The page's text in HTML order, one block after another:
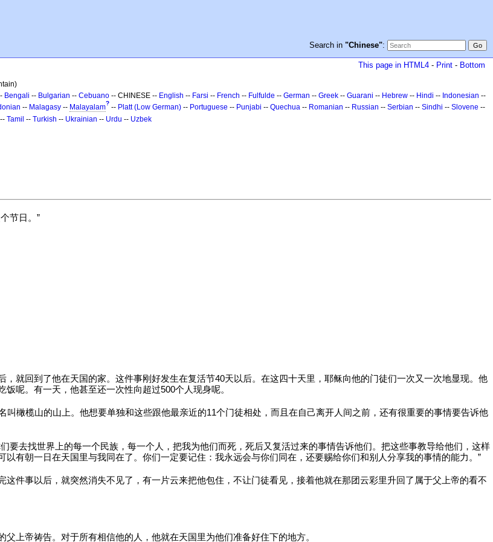
Search in "Chinese":
This page in HTML4 - Print - Bottom
Bengali -- Bulgarian -- Cebuano -- CHINESE -- English -- Farsi -- French -- Fulfulde -- German -- Greek -- Guarani -- Hebrew -- Hindi -- Indonesian --
-- Malagasy -- Malayalam? -- Platt (Low German) -- Portuguese -- Punjabi -- Quechua -- Romanian -- Russian -- Serbian -- Sindhi -- Slovene --
-- Tamil -- Turkish -- Ukrainian -- Urdu -- Uzbek
节日。”
，就回到了他在天国的家。这件事刚好发生在复活节40天以后。在这四十天里，耶稣向他的门徒们一次又一次地显现。他
呢。有一天，他甚至还一次性向超过500个人现身呢。
叫橄榄山的山上。他想要单独和这些跟他最亲近的11个门徒相处，而且在自己离开人间之前，还有很重要的事情要告诉他
要去找世界上的每一个民族，每一个人，把我为他们而死，死后又复活过来的事情告诉他们。把这些事教导给他们，这样
有朝一日在天国里与我同在了。你们一定要记住：我永远会与你们同在，还要赐给你们和别人分享我的事情的能力。”
件事以后，就突然消失不见了，有一片云来把他包住，不让门徒看见，接着他就在那团云彩里升回了属于父上帝的看不
上帝祷告。对于所有相信他的人，他就在天国里为他们准备好住下的地方。